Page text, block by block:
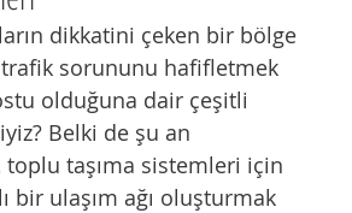
dikkatini çeken bir bölge
sorununu hafifletmek
olduğuna dair çeşitli
Belki de şu an
taşıma sistemleri için
bir ulaşım ağı oluşturmak